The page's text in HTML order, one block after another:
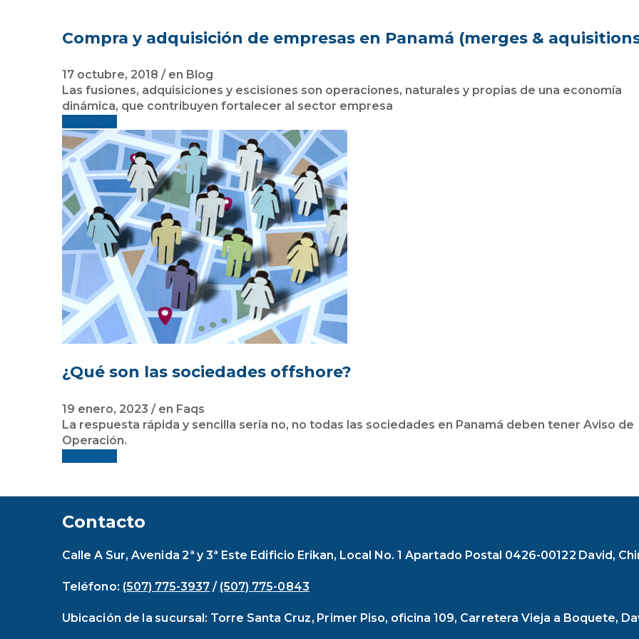
Compra y adquisición de empresas en Panamá (merges &
17 octubre, 2018 / en Blog
Las fusiones, adquisiciones y escisiones son operaciones, naturales y propias de una economía
dinámica, que contribuyen fortalecer al sector empresa
¿Qué son las sociedades offshore?
19 enero, 2023 / en Faqs
La respuesta rápida y sencilla sería no, no todas las sociedades en Panamá deben tener Aviso de
Operación.
Contacto
Calle A Sur, Avenida 2ª y 3ª Este Edificio Erikan, Local No. 1 Apartado Postal 0426-00122 David,
Teléfono: (507) 775-3937 / (507) 775-0843
Ubicación de la sucursal: Torre Santa Cruz, Primer Piso, oficina 109, Carretera Vieja a Boquete,